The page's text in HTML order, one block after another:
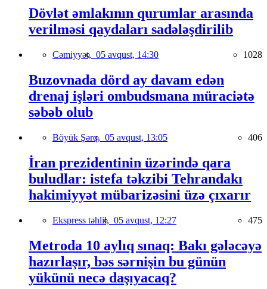
Dövlət əmlakının qurumlar arasında
verilməsi qaydaları sadələşdirilib
Cəmiyyət, 05 avqust, 14:30 1028
Buzovnada dörd ay davam edən
drenaj işləri ombudsmana müraciətə
səbəb olub
Böyük Şərq, 05 avqust, 13:05 406
İran prezidentinin üzərində qara
buludlar: istefa təkzibi Tehrandakı
hakimiyyət mübarizəsini üzə çıxarır
Ekspress təhlil, 05 avqust, 12:27 475
Metroda 10 aylıq sınaq: Bakı gələcəyə
hazırlaşır, bəs sərnişin bu günün
yükünü necə daşıyacaq?